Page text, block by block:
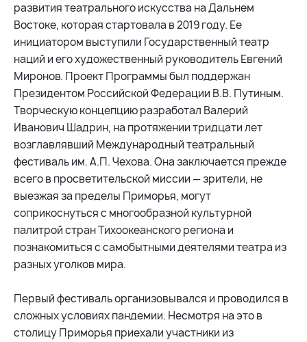
развития театрального искусства на Дальнем
Востоке, которая стартовала в 2019 году. Ее
инициатором выступили Государственный театр
наций и его художественный руководитель Евгений
Миронов. Проект Программы был поддержан
Президентом Российской Федерации В.В. Путиным.
Творческую концепцию разработал Валерий
Иванович Шадрин, на протяжении тридцати лет
возглавлявший Международный театральный
фестиваль им. А.П. Чехова. Она заключается прежде
всего в просветительской миссии — зрители, не
выезжая за пределы Приморья, могут
соприкоснуться с многообразной культурной
палитрой стран Тихоокеанского региона и
познакомиться с самобытными деятелями театра из
разных уголков мира.
Первый фестиваль организовывался и проводился в
сложных условиях пандемии. Несмотря на это в
столицу Приморья приехали участники из